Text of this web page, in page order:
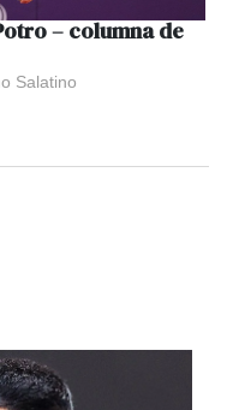
– columna de
Salatino